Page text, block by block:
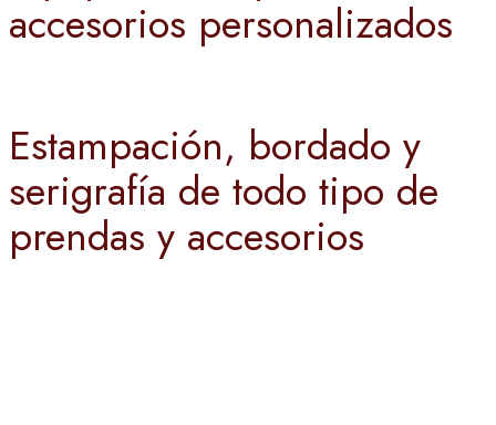
accesorios personalizados
Estampación, bordado y
serigrafía de todo tipo de
prendas y accesorios